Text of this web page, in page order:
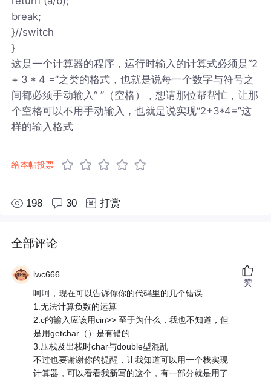
break;
}//switch
}
这是一个计算器的程序，运行时输入的计算式必须是“2
+ 3 * 4 =”之类的格式，也就是说每一个数字与符号之
间都必须手动输入“ ”（空格），想请那位帮帮忙，让那
个空格可以不用手动输入，也就是说实现“2+3*4=”这
样的输入格式
给本帖投票
198 30 打赏
全部评论
lwc666
呵呵，现在可以告诉你你的代码里的几个错误
1.无法计算负数的运算
2.c的输入应该用cin>> 至于为什么，我也不知道，但
是用getchar（）是有错的
3.压栈及出栈时char与double型混乱
不过也要谢谢你的提醒，让我知道可以用一个栈实现
计算器，可以看看我新写的这个，有一部分就是用了
赞